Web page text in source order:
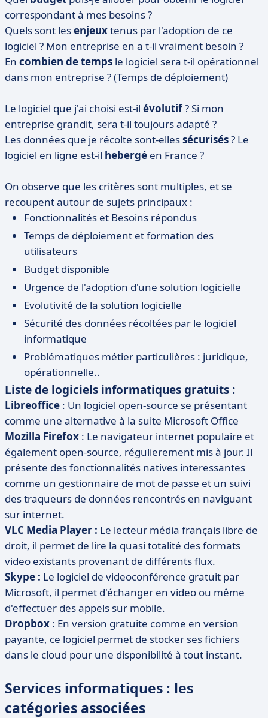
correspondant à mes besoins ?
Quels sont lesenjeuxtenus par l'adoption de ce
logiciel ? Mon entreprise en a t-il vraiment besoin ?
En combien de temps le logiciel sera t-il opérationnel
dans mon entreprise ? (Temps de déploiement)
Le logiciel que j'ai choisi est-il évolutif? Si mon
entreprise grandit, sera t-il toujours adapté ?
Les données que je récolte sont-ellessécurisés? Le
logiciel en ligne est-il hebergé en France ?
On observe que les critères sont multiples, et se
recoupent autour de sujets principaux :
Fonctionnalités et Besoins répondus
Temps de déploiement et formation des
utilisateurs
Budget disponible
Urgence de l'adoption d'une solution logicielle
Evolutivité de la solution logicielle
Sécurité des données récoltées par le logiciel
informatique
Problématiques métier particulières : juridique,
opérationnelle..
Liste de logiciels informatiques gratuits :
Libreoffice : Un logiciel open-source se présentant
comme une alternative à la suite Microsoft Office
Mozilla Firefox : Le navigateur internet populaire et
également open-source, régulierement mis à jour. Il
présente des fonctionnalités natives interessantes
comme un gestionnaire de mot de passe et un suivi
des traqueurs de données rencontrés en naviguant
sur internet.
VLC Media Player : Le lecteur média français libre de
droit, il permet de lire la quasi totalité des formats
video existants provenant de différents flux.
Skype : Le logiciel de videoconférence gratuit par
Microsoft, il permet d'échanger en video ou même
d'effectuer des appels sur mobile.
Dropbox : En version gratuite comme en version
payante, ce logiciel permet de stocker ses fichiers
dans le cloud pour une disponibilité à tout instant.
Services informatiques : les
catégories associées